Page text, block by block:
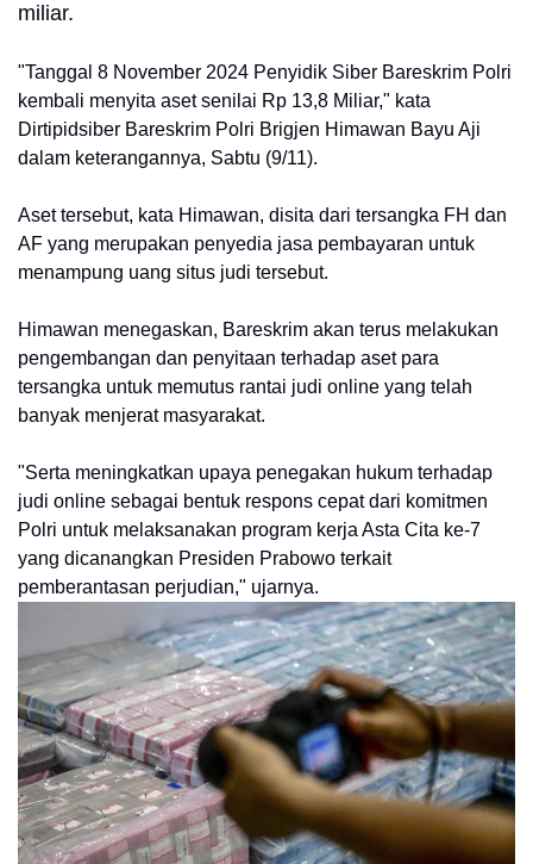
miliar.
"Tanggal 8 November 2024 Penyidik Siber Bareskrim Polri
kembali menyita aset senilai Rp 13,8 Miliar," kata
Dirtipidsiber Bareskrim Polri Brigjen Himawan Bayu Aji
dalam keterangannya, Sabtu (9/11).
Aset tersebut, kata Himawan, disita dari tersangka FH dan
AF yang merupakan penyedia jasa pembayaran untuk
menampung uang situs judi tersebut.
Himawan menegaskan, Bareskrim akan terus melakukan
pengembangan dan penyitaan terhadap aset para
tersangka untuk memutus rantai judi online yang telah
banyak menjerat masyarakat.
"Serta meningkatkan upaya penegakan hukum terhadap
judi online sebagai bentuk respons cepat dari komitmen
Polri untuk melaksanakan program kerja Asta Cita ke-7
yang dicanangkan Presiden Prabowo terkait
pemberantasan perjudian," ujarnya.